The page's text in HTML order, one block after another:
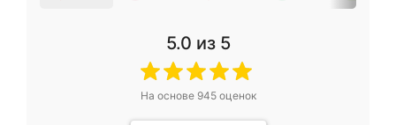
5.0 из 5
На основе 945оценок